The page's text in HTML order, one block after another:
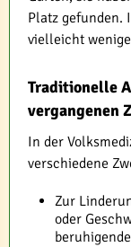
Platz gefunden.
vielleicht
Traditionelle
vergangenen
In der
verschiedene
Zur
oder